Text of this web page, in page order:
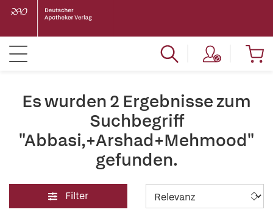
Es wurden 2 Ergebnisse zum
Suchbegriff
"Abbasi,+Arshad+Mehmood"
gefunden.
Filter